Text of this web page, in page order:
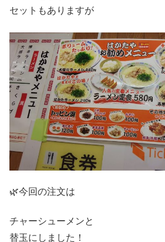
セットもありますが
🌿今回の注文は
チャーシューメンと
替玉にしました！